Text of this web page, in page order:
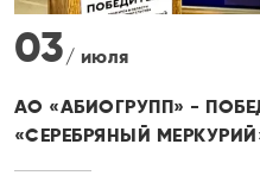
30/ июня
ПРОДУКЦИЯ АО
СЕРТИФИКАТЫ